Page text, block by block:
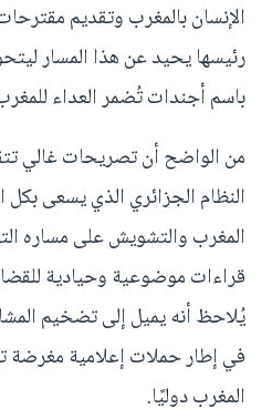
الإنسان بالمغرب وتقديم
رئيسها يحيد عن هذا المسار
باسم أجندات تُضمر العداء
من الواضح أن تصريحات غالي
النظام الجزائري الذي يسعى بكل
المغرب والتشويش على مساره
قراءات موضوعية وحيادية
يُلاحظ أنه يميل إلى تضخيم
في إطار حملات إعلامية
المغرب دوليًا.